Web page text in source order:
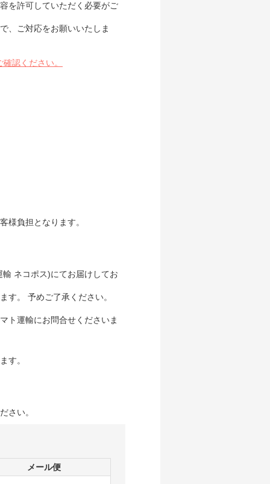
を許可していただく必要がご
、ご対応をお願いいたしま
認ください。
様負担となります。
ネコポス)にてお届けしてお
す。 予めご了承ください。
ト運輸にお問合せくださいま
す。
さい。
メール便